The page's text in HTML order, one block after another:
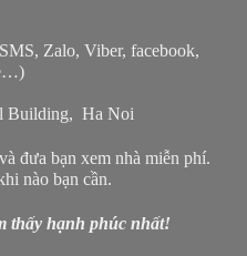
Zalo, Viber, facebook,
Building, Ha Noi
đưa bạn xem nhà miễn phí.
nào bạn cần.
thấy hạnh phúc nhất!